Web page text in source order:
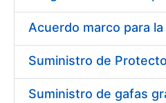
Show/Hide